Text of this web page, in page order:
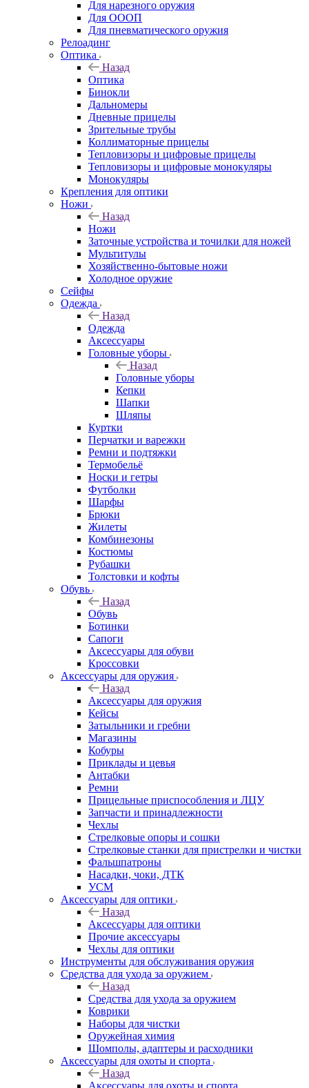
Для нарезного оружия
Для ОООП
Для пневматического оружия
Релоадинг
Оптика
Назад
Оптика
Бинокли
Дальномеры
Дневные прицелы
Зрительные трубы
Коллиматорные прицелы
Тепловизоры и цифровые прицелы
Тепловизоры и цифровые монокуляры
Монокуляры
Крепления для оптики
Ножи
Назад
Ножи
Заточные устройства и точилки для ножей
Мультитулы
Хозяйственно-бытовые ножи
Холодное оружие
Сейфы
Одежда
Назад
Одежда
Аксессуары
Головные уборы
Назад
Головные уборы
Кепки
Шапки
Шляпы
Куртки
Перчатки и варежки
Ремни и подтяжки
Термобельё
Носки и гетры
Футболки
Шарфы
Брюки
Жилеты
Комбинезоны
Костюмы
Рубашки
Толстовки и кофты
Обувь
Назад
Обувь
Ботинки
Сапоги
Аксессуары для обуви
Кроссовки
Аксессуары для оружия
Назад
Аксессуары для оружия
Кейсы
Затыльники и гребни
Магазины
Кобуры
Приклады и цевья
Антабки
Ремни
Прицельные приспособления и ЛЦУ
Запчасти и принадлежности
Чехлы
Стрелковые опоры и сошки
Стрелковые станки для пристрелки и чистки
Фальшпатроны
Насадки, чоки, ДТК
УСМ
Аксессуары для оптики
Назад
Аксессуары для оптики
Прочие аксессуары
Чехлы для оптики
Инструменты для обслуживания оружия
Средства для ухода за оружием
Назад
Средства для ухода за оружием
Коврики
Наборы для чистки
Оружейная химия
Шомполы, адаптеры и расходники
Аксессуары для охоты и спорта
Назад
Аксессуары для охоты и спорта